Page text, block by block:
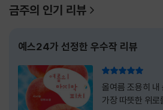
금주의 인기 리뷰
예스24가 선정한 우수작 리뷰
올여름 조용히 내
가장 따뜻한 위로